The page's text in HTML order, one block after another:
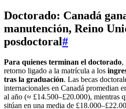
Doctorado: Canadá
manutención, Reino
posdoctoral#
Para quienes terminan el doctorado,
retorno ligado a la matrícula a los
tras la graduación. Las becas
internacionales en Canadá promedian
al año (≈ £14.500–£20.000), mientras
sitúan en una media de